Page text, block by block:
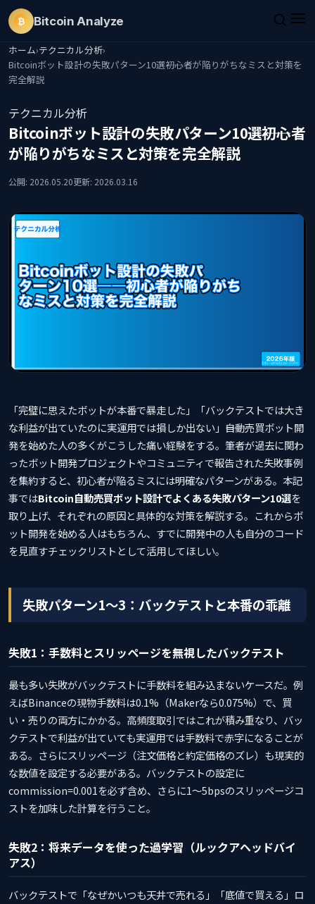
₿ Bitcoin Analyze
ホーム›テクニカル分析›
Bitcoinボット設計の失敗パターン10選――初心者が陥りがちなミスと対策を
完全解説
テクニカル分析
Bitcoinボット設計の失敗パターン10選――初心者
が陥りがちなミスと対策を完全解説
公開: 2026.05.20更新: 2026.03.16
「完璧に思えたボットが本番で暴走した」「バックテストでは大き
な利益が出ていたのに実運用では損しか出ない」――自動売買ボット開
発を始めた人の多くがこうした痛い経験をする。筆者が過去に関わ
ったボット開発プロジェクトやコミュニティで報告された失敗事例
を集約すると、初心者が陥るミスには明確なパターンがある。本記
事ではBitcoin自動売買ボット設計でよくある失敗パターン10選を
取り上げ、それぞれの原因と具体的な対策を解説する。これからボ
ット開発を始める人はもちろん、すでに開発中の人も自分のコード
を見直すチェックリストとして活用してほしい。
失敗パターン1〜3：バックテストと本番の乖離
失敗1：手数料とスリッページを無視したバックテスト
最も多い失敗がバックテストに手数料を組み込まないケースだ。例
えばBinanceの現物手数料は0.1%（Makerなら0.075%）で、買
い・売りの両方にかかる。高頻度取引ではこれが積み重なり、バッ
クテストで利益が出ていても実運用では手数料で赤字になることが
ある。さらにスリッページ（注文価格と約定価格のズレ）も現実的
な数値を設定する必要がある。バックテストの設定に
commission=0.001を必ず含め、さらに1〜5bpsのスリッページコ
ストを加味した計算を行うこと。
失敗2：将来データを使った過学習（ルックアヘッドバイ
アス）
バックテストで「なぜかいつも天井で売れる」「底値で買える」ロ